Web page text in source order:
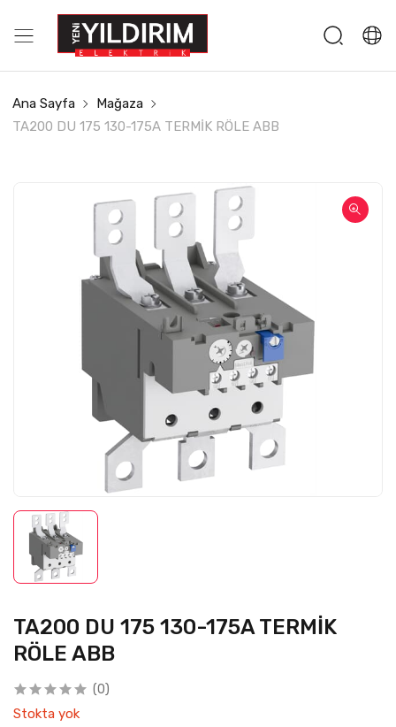
Ana Sayfa
Mağaza
TA200 DU 175 130-175A TERMİK RÖLE ABB
TA200 DU 175 130-175A TERMİK
RÖLE ABB
(0)
Stokta yok